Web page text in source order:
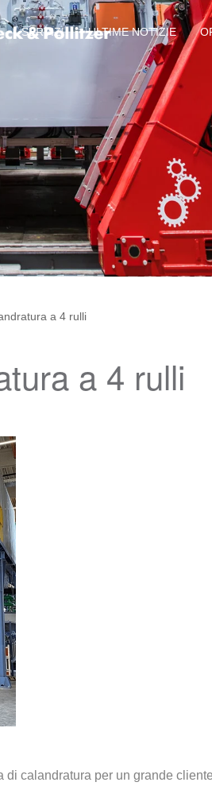
SERVIZI ULTIME NOTIZIE
a 4 rulli
a 4 rulli
calandratura per un grande